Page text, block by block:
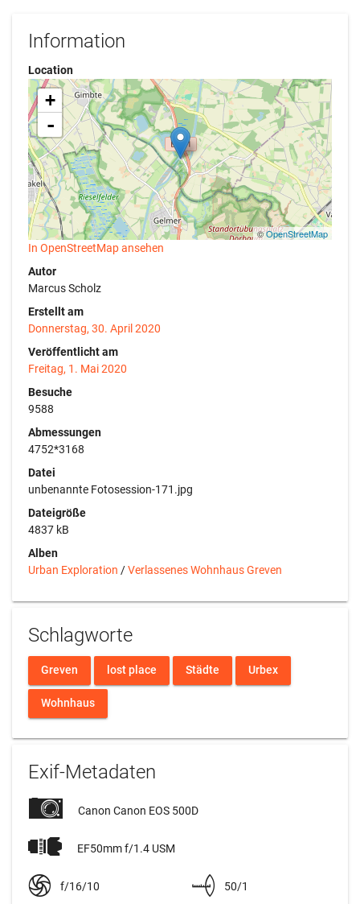
Information
Location
+
-
©OpenStreetMap
In OpenStreetMap ansehen
Autor
Marcus Scholz
Erstellt am
Donnerstag, 30. April 2020
Veröffentlicht am
Freitag, 1. Mai 2020
Besuche
9588
Abmessungen
4752*3168
Datei
unbenannte Fotosession-171.jpg
Dateigröße
4837 kB
Alben
Urban Exploration /Verlassenes Wohnhaus Greven
Schlagworte
Greven lost place Städte Urbex
Wohnhaus
Exif-Metadaten
Canon Canon EOS 500D
EF50mm f/1.4 USM
f/16/10 50/1